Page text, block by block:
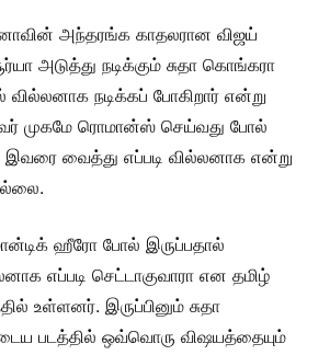
அந்தரங்க காதலரான விஜய்
அடுத்து நடிக்கும் சுதா கொங்கரா
வில்லனாக நடிக்கப் போகிறார் என்று
அவர் முகமே ரொமான்ஸ் செய்வது போல்
இவரை வைத்து எப்படி வில்லனாக என்று
ஹீரோ போல் இருப்பதால்
எப்படி செட்டாகுவாரா என தமிழ்
உள்ளனர். இருப்பினும் சுதா
படத்தில் ஒவ்வொரு விஷயத்தையும்